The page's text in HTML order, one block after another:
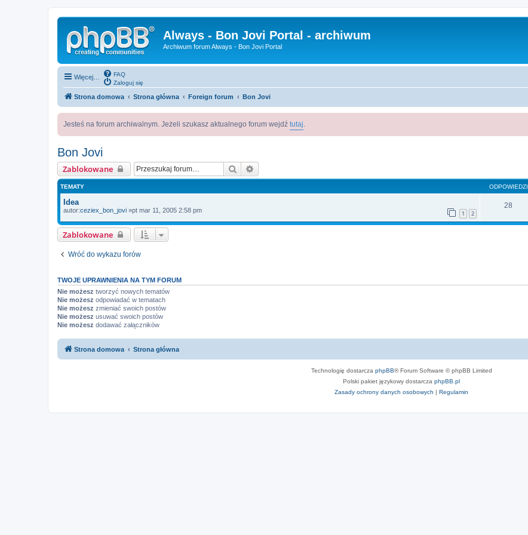
Always - Bon Jovi Portal - archiwum
Archiwum forum Always - Bon Jovi Portal
Więcej…
FAQ
Zaloguj się
Strona domowa Strona główna Foreign forum Bon Jovi
Jesteś na forum archiwalnym. Jeżeli szukasz aktualnego forum wejdź tutaj
Bon Jovi
Zablokowane Szukaj
TEMATY ODPOWIEDZI
Idea
autor:ceziex_bon_jovi »pt mar 11, 2005 2:58 pm 1 2
28
Zablokowane
Wróć do wykazu forów
TWOJE UPRAWNIENIA NA TYM FORUM
Nie możesz tworzyć nowych tematów
Nie możesz odpowiadać w tematach
Nie możesz zmieniać swoich postów
Nie możesz usuwać swoich postów
Nie możesz dodawać załączników
Strona domowa Strona główna
Technologię dostarcza phpBB® Forum Software © phpBB Limited
Polski pakiet językowy dostarcza phpBB.pl
Zasady ochrony danych osobowych | Regulamin